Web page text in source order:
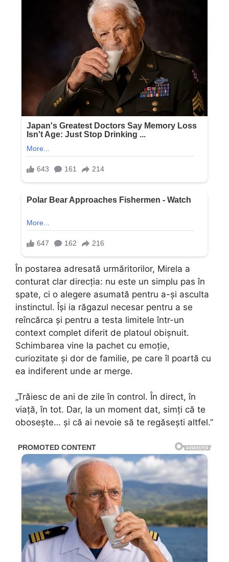
În postarea adresată urmăritorilor, Mirela a
conturat clar direcția: nu este un simplu pas în
spate, ci o alegere asumată pentru a-și asculta
instinctul. Își ia răgazul necesar pentru a se
reîncărca și pentru a testa limitele într-un
context complet diferit de platoul obișnuit.
Schimbarea vine la pachet cu emoție,
curiozitate și dor de familie, pe care îl poartă cu
ea indiferent unde ar merge.
„Trăiesc de ani de zile în control. În direct, în
viață, în tot. Dar, la un moment dat, simți că te
obosește… și că ai nevoie să te regăsești altfel.”